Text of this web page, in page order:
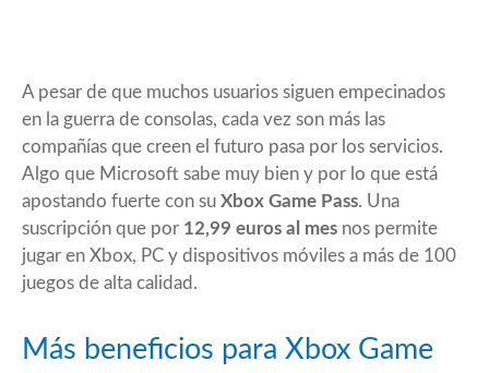
A pesar de que muchos usuarios siguen empecinados
en la guerra de consolas, cada vez son más las
compañías que creen el futuro pasa por los servicios.
Algo que Microsoft sabe muy bien y por lo que está
apostando fuerte con su Xbox Game Pass. Una
suscripción que por 12,99 euros al mes nos permite
jugar en Xbox, PC y dispositivos móviles a más de 100
juegos de alta calidad.
Más beneficios para Xbox Game